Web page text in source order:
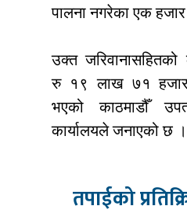
पालना नगरेका एक
उक्त जरिवानासहितको
रु १९ लाख ७१ हजार
भएको काठमाडौँ
कार्यालयले जनाएको छ
तपाईको